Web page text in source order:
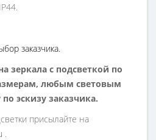
заказчика.
зеркала с подсветкой по
любым световым
эскизу заказчика.
присылайте на
.